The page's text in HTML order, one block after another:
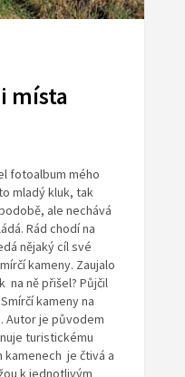
místa
fotoalbum mého
mladý kluk, tak
ale nechává
Rád chodí na
nějaký cíl své
kameny. Zaujalo
na ně přišel? Půjčil
kameny na
Autor je původem
turistickému
kamenech je čtivá a
k jednotlivým